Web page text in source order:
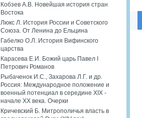
Кобзев А.В. Новейшая история стран
Востока
Люкс Л. История России и Советского
Союза. От Ленина до Ельцина
Габелко О.Л. История Вифинского
царства
Карасева Е.И. Божий царь Павел I
Петрович Романов
Рыбаченок И.С., Захарова Л.Г. и др.
Россия: Международное положение и
военный потенциал в середине XIX -
начале XX века. Очерки
Кричевский Б. Митрополичья власть в